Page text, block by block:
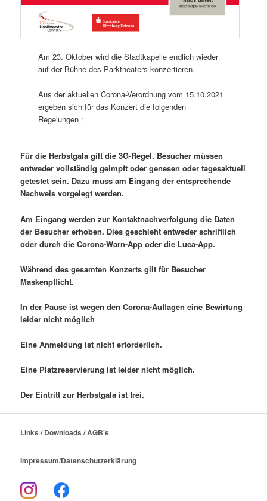
Am 23. Oktober wird die Stadtkapelle endlich wieder
auf der Bühne des Parktheaters konzertieren.
Aus der aktuellen Corona-Verordnung vom 15.10.2021
ergeben sich für das Konzert die folgenden
Regelungen :
Für die Herbstgala gilt die 3G-Regel. Besucher müssen
entweder vollständig geimpft oder genesen oder tagesaktuell
getestet sein. Dazu muss am Eingang der entsprechende
Nachweis vorgelegt werden.
Am Eingang werden zur Kontaktnachverfolgung die Daten
der Besucher erhoben. Dies geschieht entweder schriftlich
oder durch die Corona-Warn-App oder die Luca-App.
Während des gesamten Konzerts gilt für Besucher
Maskenpflicht.
In der Pause ist wegen den Corona-Auflagen eine Bewirtung
leider nicht möglich
Eine Anmeldung ist nicht erforderlich.
Eine Platzreservierung ist leider nicht möglich.
Der Eintritt zur Herbstgala ist frei.
Links / Downloads / AGB's
Impressum/Datenschutzerklärung